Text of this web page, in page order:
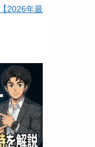
2026年最